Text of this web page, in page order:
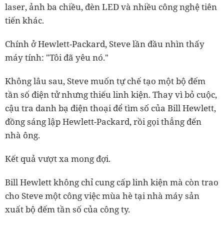
laser, ảnh ba chiều, đèn LED và nhiều công nghệ tiên
tiến khác.
Chính ở Hewlett-Packard, Steve lần đầu nhìn thấy
máy tính: "Tôi đã yêu nó."
Không lâu sau, Steve muốn tự chế tạo một bộ đếm
tần số điện tử nhưng thiếu linh kiện. Thay vì bỏ cuộc,
cậu tra danh bạ điện thoại để tìm số của Bill Hewlett,
đồng sáng lập Hewlett-Packard, rồi gọi thẳng đến
nhà ông.
Kết quả vượt xa mong đợi.
Bill Hewlett không chỉ cung cấp linh kiện mà còn trao
cho Steve một công việc mùa hè tại nhà máy sản
xuất bộ đếm tần số của công ty.